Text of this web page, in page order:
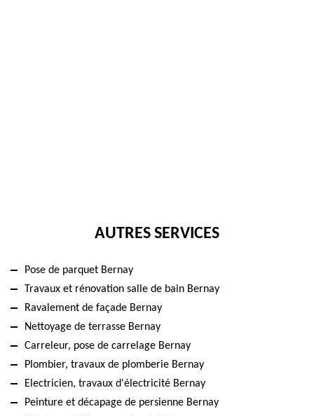
AUTRES SERVICES
Pose de parquet Bernay
Travaux et rénovation salle de bain Bernay
Ravalement de façade Bernay
Nettoyage de terrasse Bernay
Carreleur, pose de carrelage Bernay
Plombier, travaux de plomberie Bernay
Electricien, travaux d'électricité Bernay
Peinture et décapage de persienne Bernay